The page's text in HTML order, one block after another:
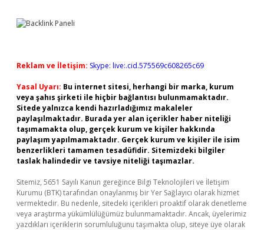
Reklam ve İletişim: Skype: live:.cid.575569c608265c69
Yasal Uyarı: Bu internet sitesi, herhangi bir marka, kurum
veya şahıs şirketi ile hiçbir bağlantısı bulunmamaktadır.
Sitede yalnızca kendi hazırladığımız makaleler
paylaşılmaktadır. Burada yer alan içerikler haber niteliği
taşımamakta olup, gerçek kurum ve kişiler hakkında
paylaşım yapılmamaktadır. Gerçek kurum ve kişiler ile isim
benzerlikleri tamamen tesadüfidir. Sitemizdeki bilgiler
taslak halindedir ve tavsiye niteliği taşımazlar.
Sitemiz, 5651 Sayılı Kanun gereğince Bilgi Teknolojileri ve İletişim
Kurumu (BTK) tarafından onaylanmış bir Yer Sağlayıcı olarak hizmet
vermektedir. Bu nedenle, sitedeki içerikleri proaktif olarak denetleme
veya araştırma yükümlülüğümüz bulunmamaktadır. Ancak, üyelerimiz
yazdıkları içeriklerin sorumluluğunu taşımakta olup, siteye üye olarak